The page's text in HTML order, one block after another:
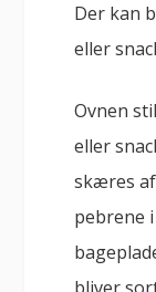
Der kan
eller
Ovnen
eller
skæres
pebrene